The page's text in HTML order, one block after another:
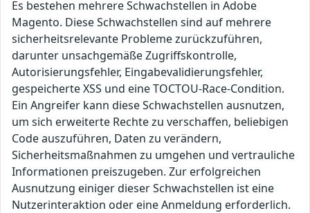
Es bestehen mehrere Schwachstellen in Adobe
Magento. Diese Schwachstellen sind auf mehrere
sicherheitsrelevante Probleme zurückzuführen,
darunter unsachgemäße Zugriffskontrolle,
Autorisierungsfehler, Eingabevalidierungsfehler,
gespeicherte XSS und eine TOCTOU-Race-Condition.
Ein Angreifer kann diese Schwachstellen ausnutzen,
um sich erweiterte Rechte zu verschaffen, beliebigen
Code auszuführen, Daten zu verändern,
Sicherheitsmaßnahmen zu umgehen und vertrauliche
Informationen preiszugeben. Zur erfolgreichen
Ausnutzung einiger dieser Schwachstellen ist eine
Nutzerinteraktion oder eine Anmeldung erforderlich.